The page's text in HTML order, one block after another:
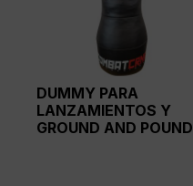
DUMMY PARA
LANZAMIENTOS Y
GROUND AND POUND